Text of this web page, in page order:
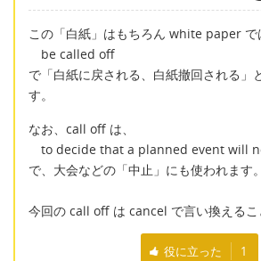
この「白紙」はもちろん white paper で
be called off
で「白紙に戻される、白紙撤回される」
す。
なお、call off は、
to decide that a planned event will
で、大会などの「中止」にも使われます。
今回の call off は cancel で言い換えるこ
役に立った 1